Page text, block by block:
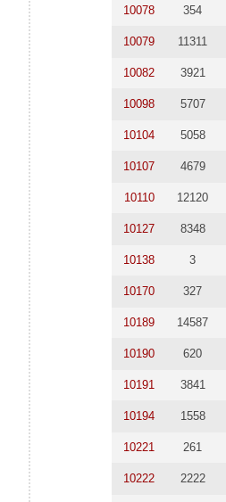
10078 354
10079 11311
10082 3921
10098 5707
10104 5058
10107 4679
10110 12120
10127 8348
10138 3
10170 327
10189 14587
10190 620
10191 3841
10194 1558
10221 261
10222 2222